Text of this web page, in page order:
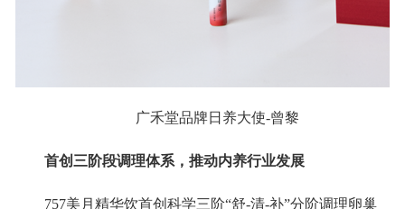
广禾堂品牌日养大使-曾黎
首创三阶段调理体系，推动内养行业发展
757美月精华饮首创科学三阶“舒-清-补”分阶调理卵巢